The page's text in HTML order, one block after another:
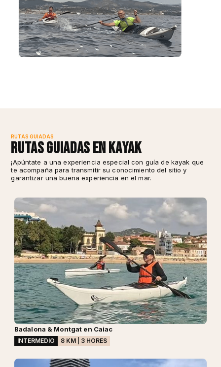
RUTAS GUIADAS
Rutas guiadas en Kayak
¡Apúntate a una experiencia especial con guía de kayak que
te acompaña para transmitir su conocimiento del sitio y
garantizar una buena experiencia en el mar.
Badalona & Montgat en Caiac
INTERMEDIO 8 KM | 3 HORES